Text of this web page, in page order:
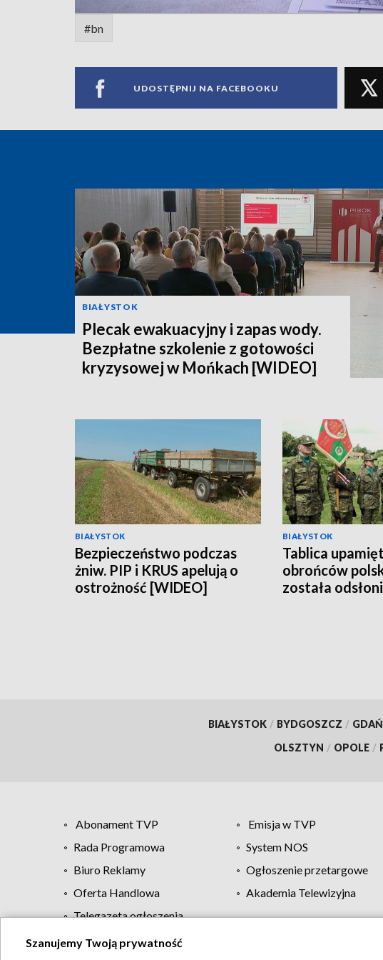
#bn
UDOSTĘPNIJ NA FACEBOOKU
BIAŁYSTOK
Plecak ewakuacyjny i zapas wody.
Bezpłatne szkolenie z gotowości
kryzysowej w Mońkach [WIDEO]
BIAŁYSTOK
Bezpieczeństwo podczas
żniw. PIP i KRUS apelują o
ostrożność [WIDEO]
BIAŁYSTOK
Tablica
obrońców
została
BIAŁYSTOK / BYDGOSZCZ /
OLSZTYN / OPOLE /
Abonament TVP Emisja w TVP
Rada Programowa
System NOS
Biuro Reklamy
Ogłoszenie przetargowe
Oferta Handlowa
Akademia Telewizyjna
Telegazeta ogłoszenia
Szanujemy Twoją prywatność